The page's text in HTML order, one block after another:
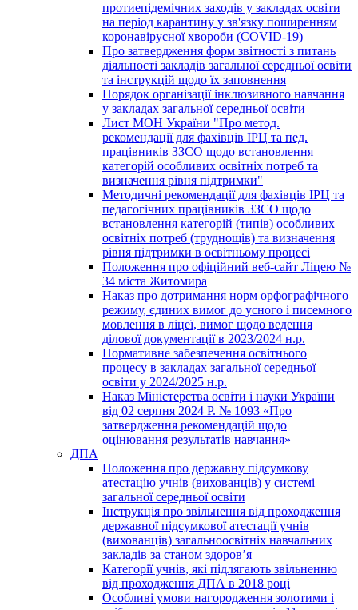
протиепідемічних заходів у закладах освіти
на період карантину у зв'язку поширенням
коронавірусної хвороби (COVID-19)
Про затвердження форм звітності з питань
діяльності закладів загальної середньої освіти
та інструкцій щодо їх заповнення
Порядок організації інклюзивного навчання
у закладах загальної середньої освіти
Лист МОН України "Про метод.
рекомендації для фахівців ІРЦ та пед.
працівників ЗЗСО щодо встановлення
категорій особливих освітніх потреб та
визначення рівня підтримки"
Методичні рекомендації для фахівців ІРЦ та
педагогічних працівників ЗЗСО щодо
встановлення категорій (типів) особливих
освітніх потреб (труднощів) та визначення
рівня підтримки в освітньому процесі
Положення про офіційний веб-сайт Ліцею №
34 міста Житомира
Наказ про дотримання норм орфографічного
режиму, єдиних вимог до усного і писемного
мовлення в ліцеї, вимог щодо ведення
ділової документації в 2023/2024 н.р.
Нормативне забезпечення освітнього
процесу в закладах загальної середньої
освіти у 2024/2025 н.р.
Наказ Міністерства освіти і науки України
від 02 серпня 2024 Р. № 1093 «Про
затвердження рекомендацій щодо
оцінювання результатів навчання»
ДПА
Положення про державну підсумкову
атестацію учнів (вихованців) у системі
загальної середньої освіти
Інструкція про звільнення від проходження
державної підсумкової атестації учнів
(вихованців) загальноосвітніх навчальних
закладів за станом здоров’я
Категорії учнів, які підлягають звільненню
від проходження ДПА в 2018 році
Особливі умови нагородження золотими і